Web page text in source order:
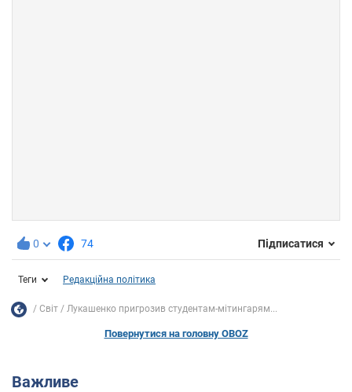
0 74 Підписатися
Теги Редакційна політика
Світ Лукашенко пригрозив студентам-мітингарям...
Повернутися на головну OBOZ
Важливе